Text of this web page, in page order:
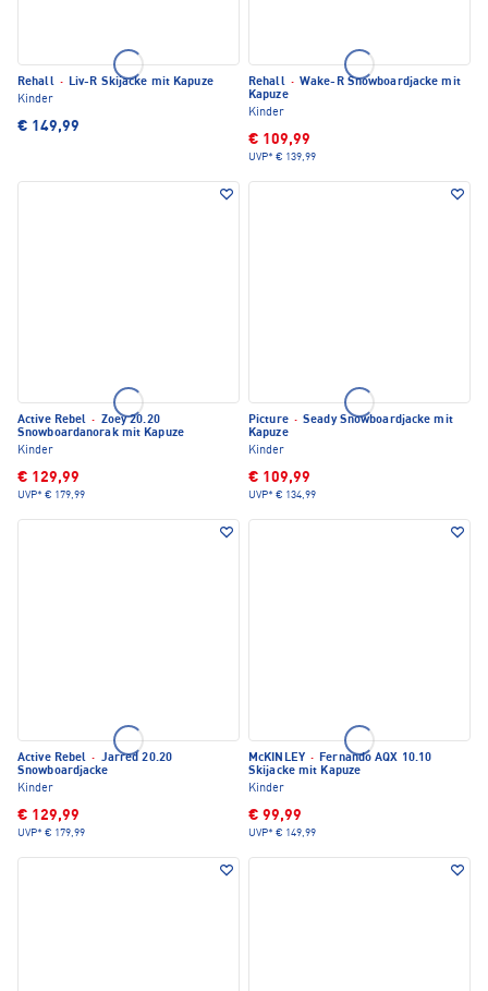
Rehall · Liv-R Skijacke mit Kapuze
Kinder
€ 149,99
Rehall · Wake-R Snowboardjacke mit
Kapuze
Kinder
€ 109,99
UVP* € 139,99
Active Rebel · Zoey 20.20
Snowboardanorak mit Kapuze
Kinder
€ 129,99
UVP* € 179,99
Picture · Seady Snowboardjacke mit
Kapuze
Kinder
€ 109,99
UVP* € 134,99
Active Rebel · Jarred 20.20
Snowboardjacke
Kinder
€ 129,99
UVP* € 179,99
McKINLEY · Fernando AQX 10.10
Skijacke mit Kapuze
Kinder
€ 99,99
UVP* € 149,99